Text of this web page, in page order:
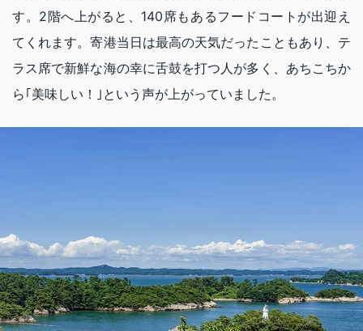
す。2階へ上がると、140席もあるフードコートが出迎え
てくれます。寄港当日は最高の天気だったこともあり、テ
ラス席で新鮮な海の幸に舌鼓を打つ人が多く、あちこちか
ら｢美味しい！｣という声が上がっていました。